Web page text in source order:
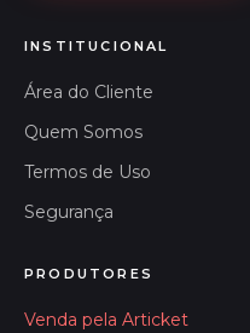
INSTITUCIONAL
Área do Cliente
Quem Somos
Termos de Uso
Segurança
PRODUTORES
Venda pela Articket